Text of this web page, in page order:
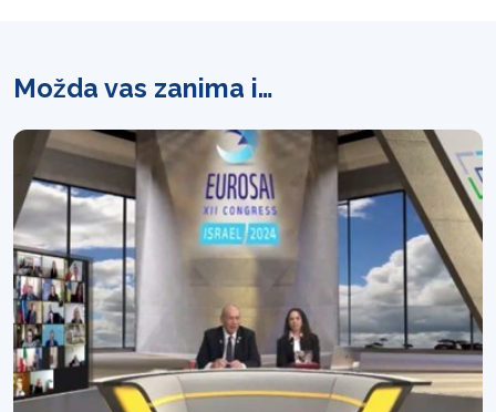
Možda vas zanima i…